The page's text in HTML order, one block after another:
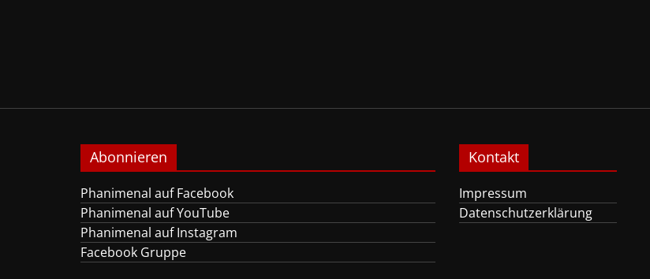
Abonnieren
Phanimenal auf Facebook
Phanimenal auf YouTube
Phanimenal auf Instagram
Facebook Gruppe
Kontakt
Impressum
Datenschutzerklärung